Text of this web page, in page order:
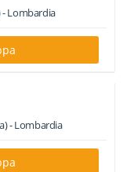
-Lombardia
-Lombardia